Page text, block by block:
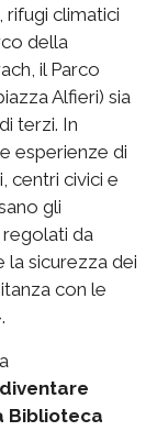
rifugi climatici
della
il Parco
Alfieri) sia
terzi. In
esperienze di
centri civici e
gli
da
la sicurezza dei
con le
Biblioteca